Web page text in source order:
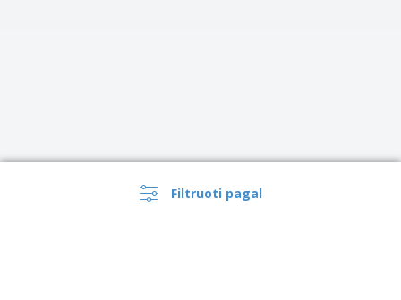
Filtruoti pagal